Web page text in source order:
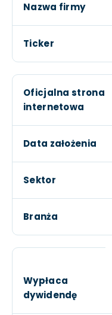
Nazwa firmy
Ticker
Oficjalna strona
internetowa
Data założenia
Sektor
Branża
Wypłaca
dywidendę